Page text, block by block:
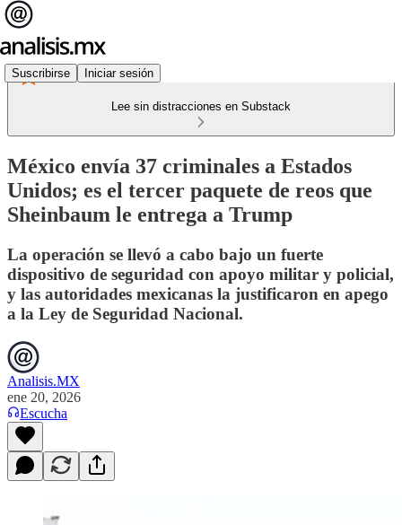
Suscribirse Iniciar sesión
Lee sin distracciones en Substack
México envía 37 criminales a Estados
Unidos; es el tercer paquete de reos que
Sheinbaum le entrega a Trump
La operación se llevó a cabo bajo un fuerte
dispositivo de seguridad con apoyo militar y policial,
y las autoridades mexicanas la justificaron en apego
a la Ley de Seguridad Nacional.
Analisis.MX
ene 20, 2026
Escucha